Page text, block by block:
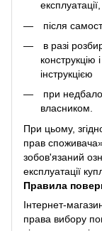
після
в разі
конструкцію
інструкцією
при
власником.
При цьому,
прав
зобов'язаний
експлуатації
Правила
Інтернет-
права вибору